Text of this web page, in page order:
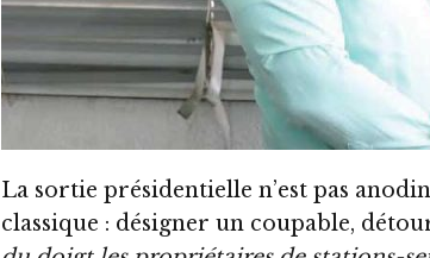
La sortie présidentielle n’est pas
classique : désigner un coupable,